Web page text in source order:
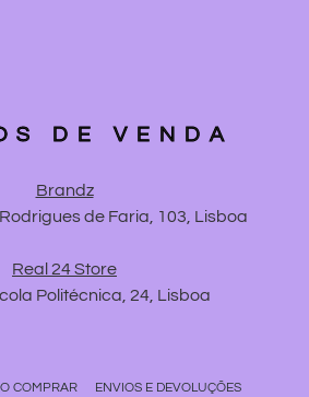
DE VENDA
Brandz
de Faria, 103, Lisboa
Real 24 Store
Politécnica, 24, Lisboa
COMPRAR ENVIOS E DEVOLUÇÕES